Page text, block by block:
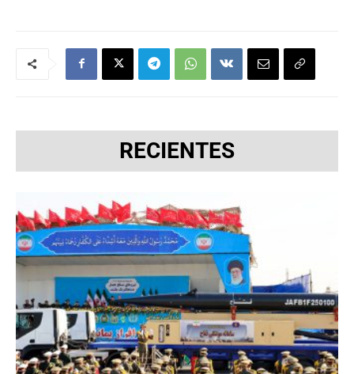
RECIENTES